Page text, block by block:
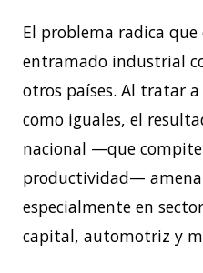
El problema radica
entramado industrial
otros países. Al tratar
como iguales, el
nacional —que
productividad—
especialmente en
capital, automotriz y